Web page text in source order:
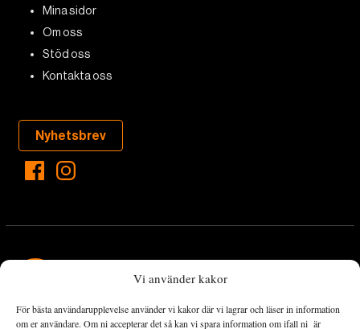
Vi använder kakor
För bästa användarupplevelse använder vi kakor där vi lagrar och läser in information
om er användare. Om ni accepterar det så kan vi spara information om ifall ni är
Mina sidor
Om oss
Stöd oss
Kontakta oss
Nyhetsbrev
Landets Fria Tidning är en nyhetstidning med bred bevakning av